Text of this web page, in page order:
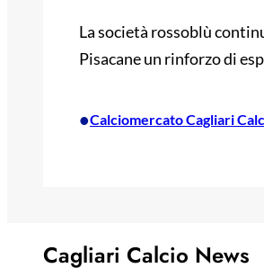
La società rossoblù
Pisacane un rinforzo di
•Calciomercato Cagliari
Cagliari Calcio News